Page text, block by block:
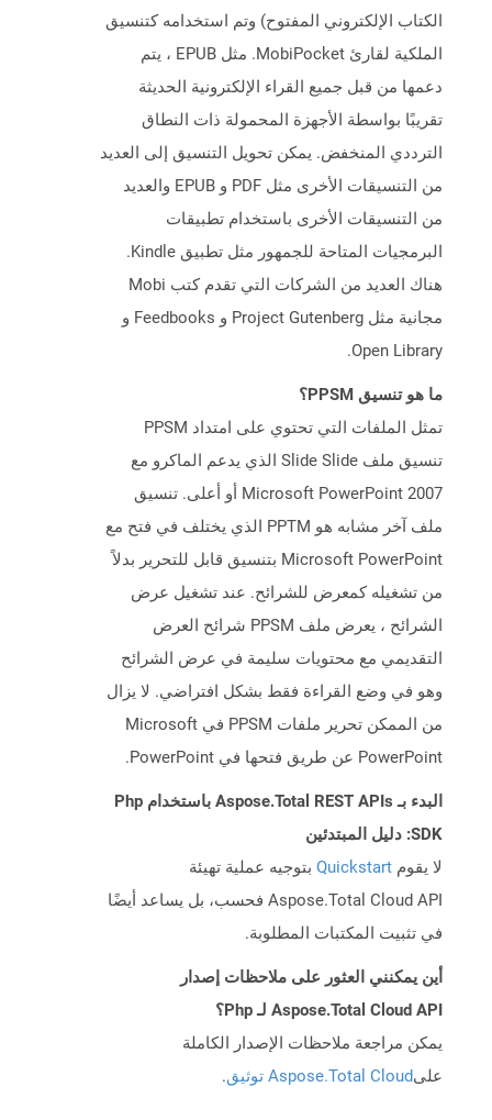
الكتاب الإلكتروني المفتوح) وتم استخدامه كتنسيق
الملكية لقارئ MobiPocket. مثل EPUB ، يتم
دعمها من قبل جميع القراء الإلكترونية الحديثة
تقريبًا بواسطة الأجهزة المحمولة ذات النطاق
الترددي المنخفض. يمكن تحويل التنسيق إلى العديد
من التنسيقات الأخرى مثل PDF و EPUB والعديد
من التنسيقات الأخرى باستخدام تطبيقات
البرمجيات المتاحة للجمهور مثل تطبيق Kindle.
هناك العديد من الشركات التي تقدم كتب Mobi
مجانية مثل Project Gutenberg و Feedbooks و
Open Library.
ما هو تنسيق PPSM؟
تمثل الملفات التي تحتوي على امتداد PPSM
تنسيق ملف Slide Slide الذي يدعم الماكرو مع
Microsoft PowerPoint 2007 أو أعلى. تنسيق
ملف آخر مشابه هو PPTM الذي يختلف في فتح مع
Microsoft PowerPoint بتنسيق قابل للتحرير بدلاً
من تشغيله كمعرض للشرائح. عند تشغيل عرض
الشرائح ، يعرض ملف PPSM شرائح العرض
التقديمي مع محتويات سليمة في عرض الشرائح
وهو في وضع القراءة فقط بشكل افتراضي. لا يزال
من الممكن تحرير ملفات PPSM في Microsoft
PowerPoint عن طريق فتحها في PowerPoint.
البدء بـ Aspose.Total REST APIs باستخدام Php
SDK: دليل المبتدئين
لا يقوم Quickstart بتوجيه عملية تهيئة
Aspose.Total Cloud API فحسب، بل يساعد أيضًا
في تثبيت المكتبات المطلوبة.
أين يمكنني العثور على ملاحظات إصدار
Aspose.Total Cloud API لـ Php؟
يمكن مراجعة ملاحظات الإصدار الكاملة
علىAspose.Total Cloud توثيق .